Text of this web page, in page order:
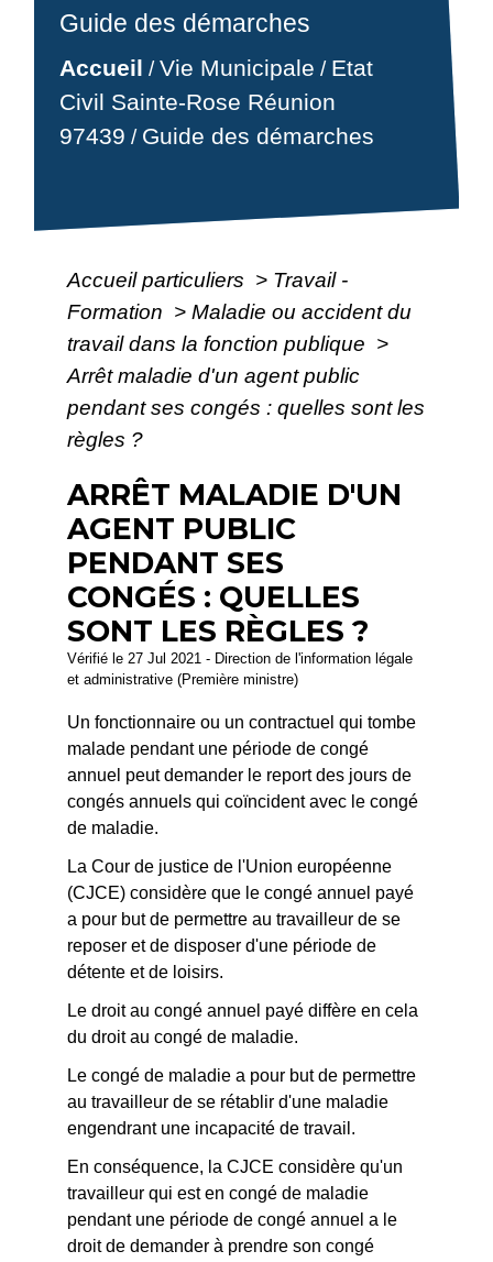
Guide des démarches
Accueil /Vie Municipale / Etat
Civil Sainte-Rose Réunion
97439 / Guide des démarches
Accueil particuliers > Travail -
Formation > Maladie ou accident du
travail dans la fonction publique >
Arrêt maladie d'un agent public
pendant ses congés : quelles sont les
règles ?
ARRÊT MALADIE D'UN
AGENT PUBLIC
PENDANT SES
CONGÉS : QUELLES
SONT LES RÈGLES ?
Vérifié le 27 Jul 2021 - Direction de l'information légale
et administrative (Première ministre)
Un fonctionnaire ou un contractuel qui tombe
malade pendant une période de congé
annuel peut demander le report des jours de
congés annuels qui coïncident avec le congé
de maladie.
La Cour de justice de l'Union européenne
(CJCE) considère que le congé annuel payé
a pour but de permettre au travailleur de se
reposer et de disposer d'une période de
détente et de loisirs.
Le droit au congé annuel payé diffère en cela
du droit au congé de maladie.
Le congé de maladie a pour but de permettre
au travailleur de se rétablir d'une maladie
engendrant une incapacité de travail.
En conséquence, la CJCE considère qu'un
travailleur qui est en congé de maladie
pendant une période de congé annuel a le
droit de demander à prendre son congé